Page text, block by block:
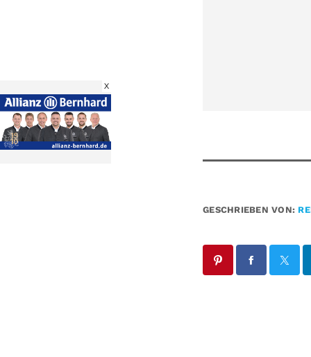
GESCHRIEBEN VON:
X